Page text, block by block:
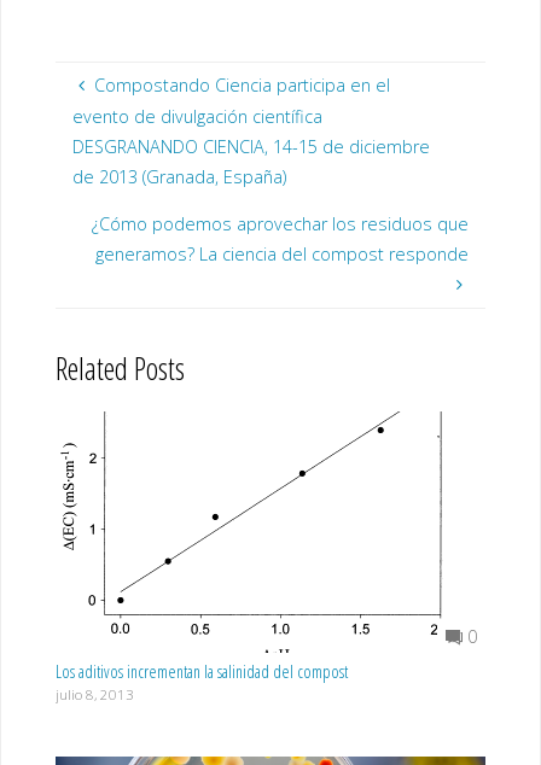
Compostando Ciencia participa en el
evento de divulgación científica
DESGRANANDO CIENCIA, 14-15 de diciembre
de 2013 (Granada, España)
¿Cómo podemos aprovechar los residuos que
generamos? La ciencia del compost responde
Related Posts
0
Los aditivos incrementan la salinidad del compost
julio 8, 2013